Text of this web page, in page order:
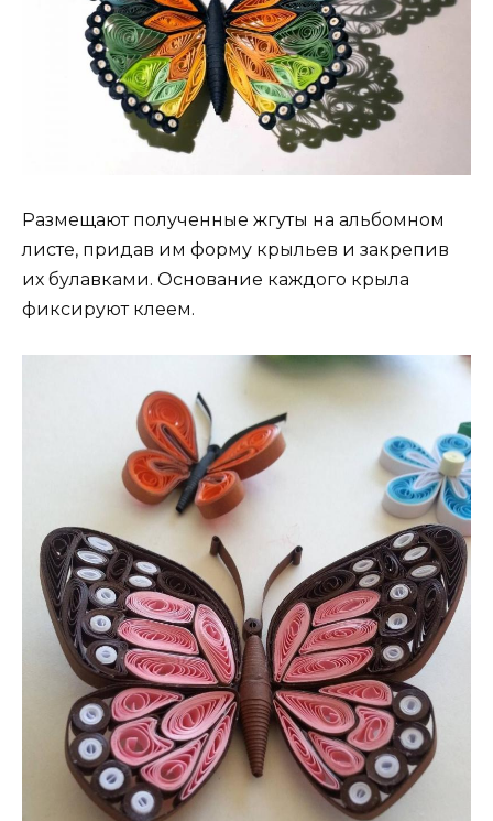
Размещают полученные жгуты на альбомном
листе, придав им форму крыльев и закрепив
их булавками. Основание каждого крыла
фиксируют клеем.